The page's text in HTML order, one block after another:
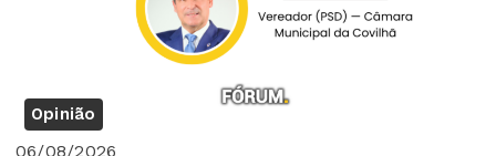
Opinião
06/08/2026